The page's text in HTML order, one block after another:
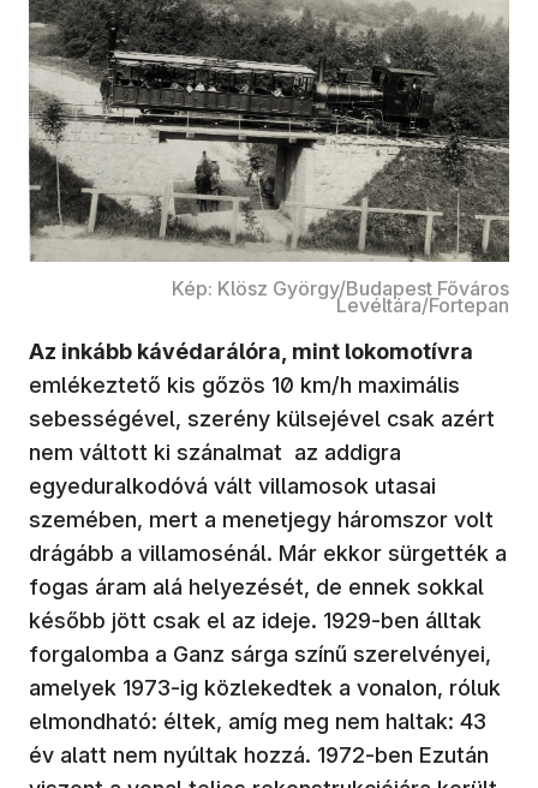
Kép: Klösz György/Budapest Főváros
Levéltára/Fortepan
Az inkább kávédarálóra, mint lokomotívra
emlékeztető kis gőzös 10 km/h maximális
sebességével, szerény külsejével csak azért
nem váltott ki szánalmat az addigra
egyeduralkodóvá vált villamosok utasai
szemében, mert a menetjegy háromszor volt
drágább a villamosénál. Már ekkor sürgették a
fogas áram alá helyezését, de ennek sokkal
később jött csak el az ideje. 1929-ben álltak
forgalomba a Ganz sárga színű szerelvényei,
amelyek 1973-ig közlekedtek a vonalon, róluk
elmondható: éltek, amíg meg nem haltak: 43
év alatt nem nyúltak hozzá. 1972-ben Ezután